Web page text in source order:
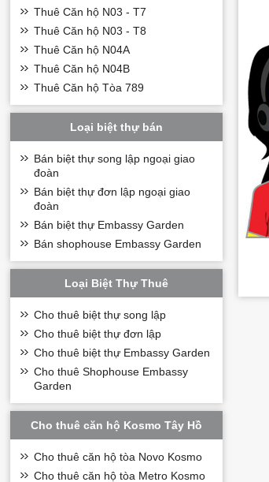
Thuê Căn hộ N03 - T7
Thuê Căn hộ N03 - T8
Thuê Căn hộ N04A
Thuê Căn hộ N04B
Thuê Căn hộ Tòa 789
Loại biệt thự bán
Bán biệt thự song lập ngoại giao
đoàn
Bán biệt thự đơn lập ngoại giao
đoàn
Bán biệt thự Embassy Garden
Bán shophouse Embassy Garden
Loại Biệt Thự Thuê
Cho thuê biệt thự song lập
Cho thuê biệt thự đơn lập
Cho thuê biệt thự Embassy Garden
Cho thuê Shophouse Embassy
Garden
Cho thuê căn hộ Kosmo Tây Hồ
Cho thuê căn hộ tòa Novo Kosmo
Cho thuê căn hộ tòa Metro Kosmo